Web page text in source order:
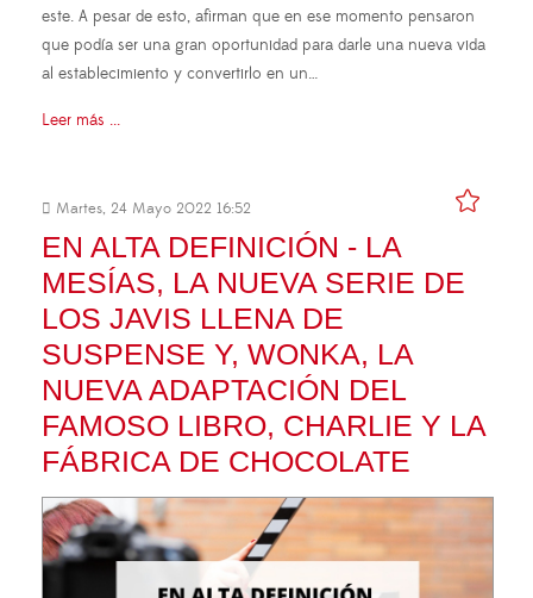
este. A pesar de esto, afirman que en ese momento pensaron
que podía ser una gran oportunidad para darle una nueva vida
al establecimiento y convertirlo en un…
Leer más ...
Martes, 24 Mayo 2022 16:52
EN ALTA DEFINICIÓN - LA
MESÍAS, LA NUEVA SERIE DE
LOS JAVIS LLENA DE
SUSPENSE Y, WONKA, LA
NUEVA ADAPTACIÓN DEL
FAMOSO LIBRO, CHARLIE Y LA
FÁBRICA DE CHOCOLATE